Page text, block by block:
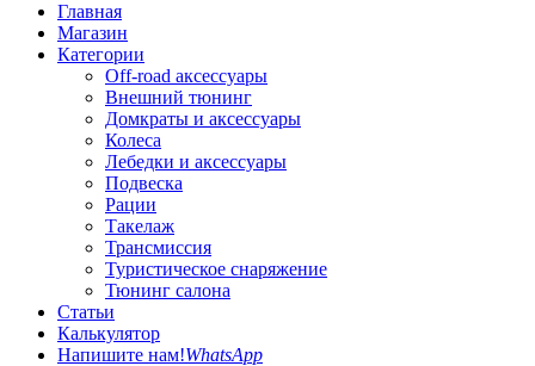
Главная
Магазин
Категории
Off-road аксессуары
Внешний тюнинг
Домкраты и аксессуары
Колеса
Лебедки и аксессуары
Подвеска
Рации
Такелаж
Трансмиссия
Туристическое снаряжение
Тюнинг салона
Статьи
Калькулятор
Напишите нам!WhatsApp